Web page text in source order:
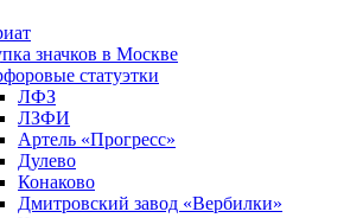
значков в Москве
статуэтки
ЛФЗ
ЛЗФИ
Артель «Прогресс»
Дулево
Конаково
Дмитровский завод «Вербилки»